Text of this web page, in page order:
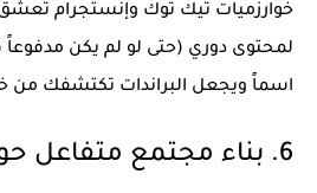
خوارزميات تيك توك وإنستجرام
لمحتوى دوري (حتى لو لم يكن مدفوعاً
اسماً ويجعل البراندات تكتشفك من
6. بناء مجتمع متفاعل حول اعمالك